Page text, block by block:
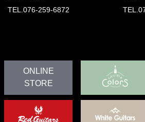
TEL.076-259-6872
ONLINE
STORE